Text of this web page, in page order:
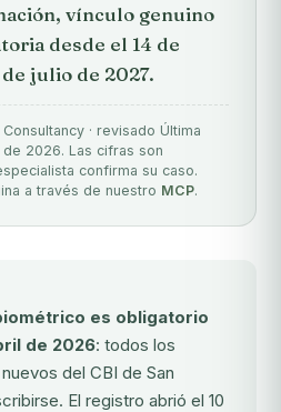
vínculo genuino
desde el 14 de
julio de 2027.
· revisado Última
de 2026. Las cifras son
confirma su caso.
a través de nuestro MCP.
es obligatorio
de 2026: todos los
del CBI de San
El registro abrió el 10